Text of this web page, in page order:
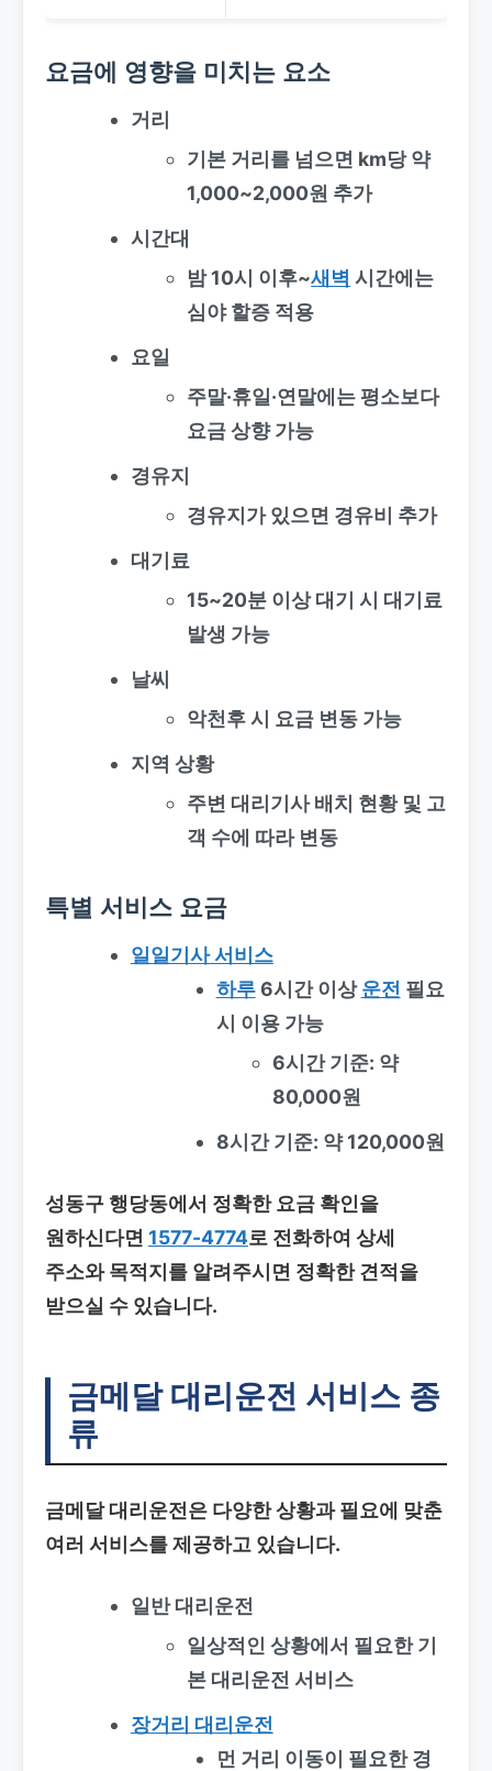
요금에 영향을 미치는 요소
거리
기본 거리를 넘으면 km당 약
1,000~2,000원 추가
시간대
밤 10시 이후~새벽 시간에는
심야 할증 적용
요일
주말·휴일·연말에는 평소보다
요금 상향 가능
경유지
경유지가 있으면 경유비 추가
대기료
15~20분 이상 대기 시 대기료
발생 가능
날씨
악천후 시 요금 변동 가능
지역 상황
주변 대리기사 배치 현황 및 고
객 수에 따라 변동
특별 서비스 요금
일일기사 서비스
하루6시간 이상운전 필요
시 이용 가능
6시간 기준: 약
80,000원
8시간 기준: 약 120,000원
성동구 행당동에서 정확한 요금 확인을
원하신다면 1577-4774로 전화하여 상세
주소와 목적지를 알려주시면 정확한 견적을
받으실 수 있습니다.
금메달 대리운전 서비스 종
류
금메달 대리운전은 다양한 상황과 필요에 맞춘
여러 서비스를 제공하고 있습니다.
일반 대리운전
일상적인 상황에서 필요한 기
본 대리운전 서비스
장거리 대리운전
먼 거리 이동이 필요한 경